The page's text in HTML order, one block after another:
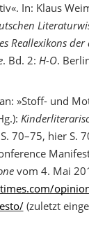
In: Klaus
Reallexikons der
. Bd. 2: H-O.
»Stoff- und
70–75, hier S.
vom 4. Mai
(zuletzt